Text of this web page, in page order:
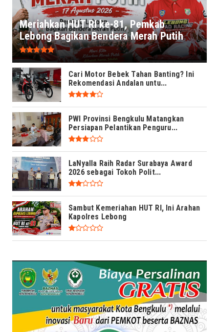
Meriahkan HUT RI ke-81, Pemkab
Lebong Bagikan Bendera Merah Putih
Cari Motor Bebek Tahan Banting? Ini
Rekomendasi Andalan untu...
PWI Provinsi Bengkulu Matangkan
Persiapan Pelantikan Penguru...
LaNyalla Raih Radar Surabaya Award
2026 sebagai Tokoh Polit...
Sambut Kemeriahan HUT RI, Ini Arahan
Kapolres Lebong